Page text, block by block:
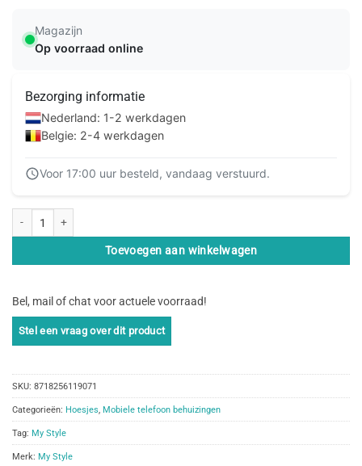
Magazijn
Op voorraad online
Bezorging informatie
Nederland: 1-2 werkdagen
Belgie: 2-4 werkdagen
Voor 17:00 uur besteld, vandaag verstuurd.
Toevoegen aan winkelwagen
Bel, mail of chat voor actuele voorraad!
SKU: 8718256119071
Categorieën: Hoesjes, Mobiele telefoon behuizingen
Tag: My Style
Merk: My Style